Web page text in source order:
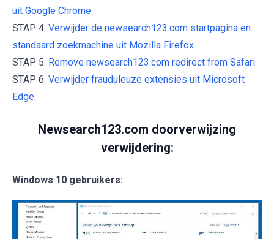
uit Google Chrome.
STAP 4. Verwijder de newsearch123.com startpagina en
standaard zoekmachine uit Mozilla Firefox.
STAP 5. Remove newsearch123.com redirect from Safari.
STAP 6. Verwijder frauduleuze extensies uit Microsoft
Edge.
Newsearch123.com doorverwijzing
verwijdering:
Windows 10 gebruikers: